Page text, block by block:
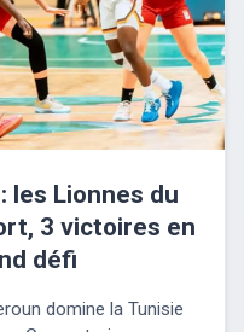
les Lionnes du
3 victoires en
défi
domine la Tunisie